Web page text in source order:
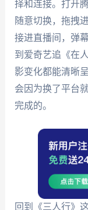
择和连接。打开
随意切换，拖拽
接进直播间，弹
到爱奇艺追《在
影变化都能清晰
会因为换了平台
完成的。
回到《三人行》